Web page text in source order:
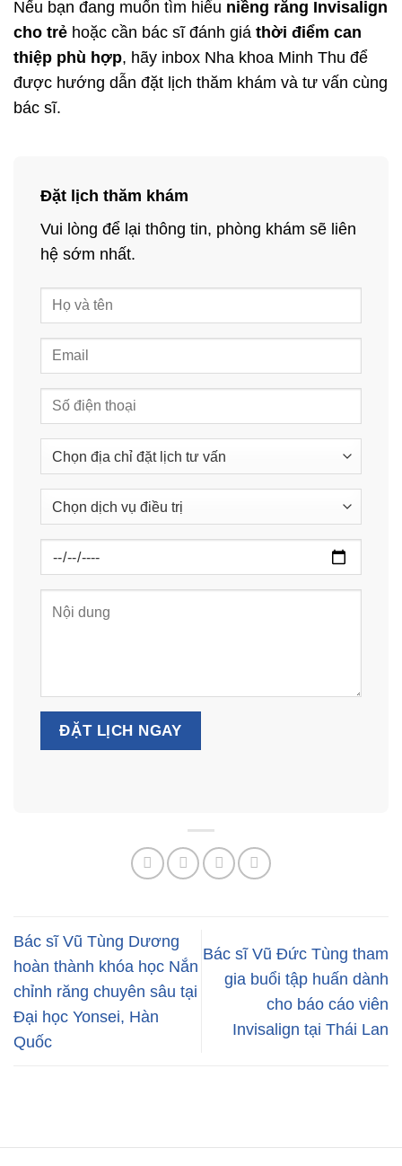
Nếu bạn đang muốn tìm hiểu niềng răng Invisalign
cho trẻ hoặc cần bác sĩ đánh giá thời điểm can
thiệp phù hợp, hãy inbox Nha khoa Minh Thu để
được hướng dẫn đặt lịch thăm khám và tư vấn cùng
bác sĩ.
Đặt lịch thăm khám
Vui lòng để lại thông tin, phòng khám sẽ liên
hệ sớm nhất.
Bác sĩ Vũ Tùng Dương
hoàn thành khóa học Nắn
chỉnh răng chuyên sâu tại
Đại học Yonsei, Hàn
Quốc
Bác sĩ Vũ Đức Tùng tham
gia buổi tập huấn dành
cho báo cáo viên
Invisalign tại Thái Lan